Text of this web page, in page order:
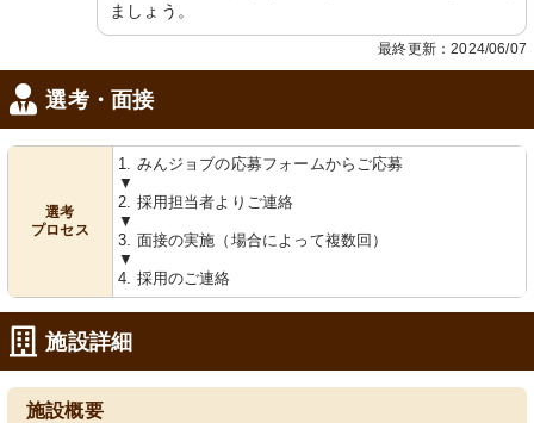
ましょう。
最終更新：2024/06/07
選考・面接
選考
プロセス
1. みんジョブの応募フォームからご応募
▼
2. 採用担当者よりご連絡
▼
3. 面接の実施（場合によって複数回）
▼
4. 採用のご連絡
施設詳細
施設概要